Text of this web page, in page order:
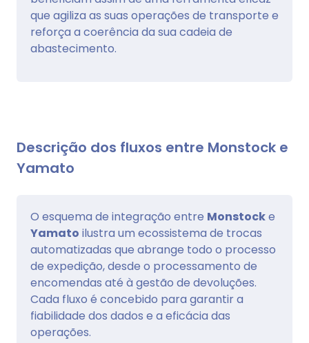
que agiliza as suas operações de transporte e
reforça a coerência da sua cadeia de
abastecimento.
Descrição dos fluxos entre Monstock e
Yamato
O esquema de integração entre Monstocke
Yamato ilustra um ecossistema de trocas
automatizadas que abrange todo o processo
de expedição, desde o processamento de
encomendas até à gestão de devoluções.
Cada fluxo é concebido para garantir a
fiabilidade dos dados e a eficácia das
operações.